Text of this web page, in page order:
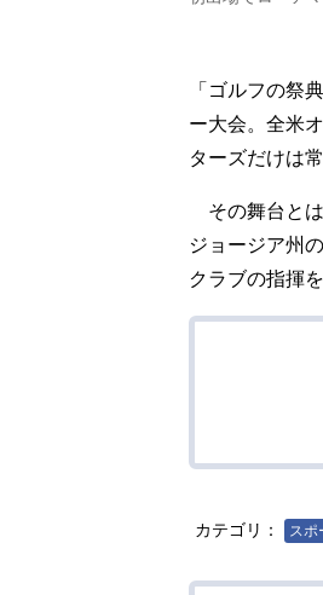
「ゴルフの祭
ー大会。全米
ターズだけは
その舞台とは
ジョージア州
クラブの指揮
カテゴリ： スポ